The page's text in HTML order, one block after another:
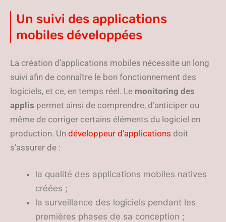
Un suivi des applications
mobiles développées
La création d’applications mobiles nécessite un long
suivi afin de connaître le bon fonctionnement des
logiciels, et ce, en temps réel. Le monitoring des
applis permet ainsi de comprendre, d’anticiper ou
même de corriger certains éléments du logiciel en
production. Un développeur d’applications doit
s’assurer de :
la qualité des applications mobiles natives
créées ;
la surveillance des logiciels pendant les
premières phases de sa conception ;